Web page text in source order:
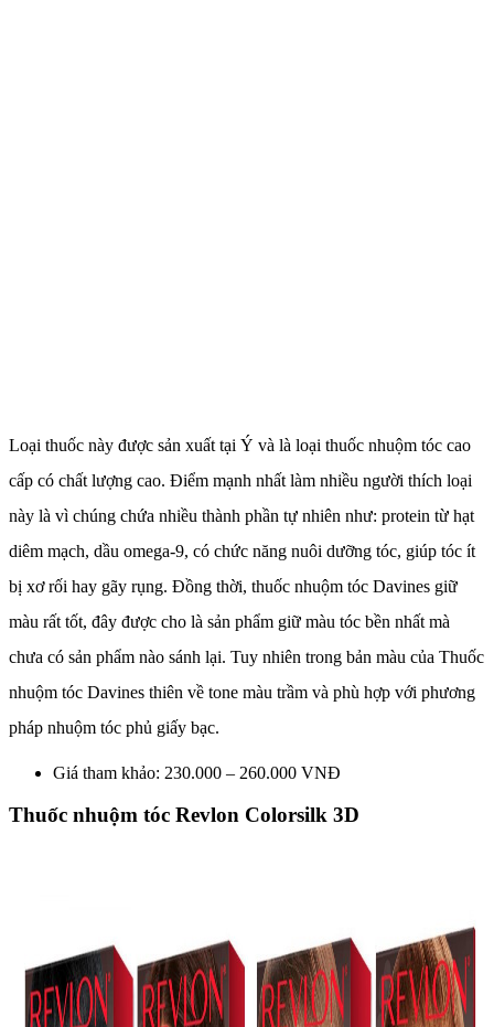
Loại thuốc này được sản xuất tại Ý và là loại thuốc nhuộm tóc cao
cấp có chất lượng cao. Điểm mạnh nhất làm nhiều người thích loại
này là vì chúng chứa nhiều thành phần tự nhiên như: protein từ hạt
diêm mạch, dầu omega-9, có chức năng nuôi dưỡng tóc, giúp tóc ít
bị xơ rối hay gãy rụng. Đồng thời, thuốc nhuộm tóc Davines giữ
màu rất tốt, đây được cho là sản phẩm giữ màu tóc bền nhất mà
chưa có sản phẩm nào sánh lại. Tuy nhiên trong bản màu của Thuốc
nhuộm tóc Davines thiên về tone màu trầm và phù hợp với phương
pháp nhuộm tóc phủ giấy bạc.
Giá tham khảo: 230.000 – 260.000 VNĐ
Thuốc nhuộm tóc Revlon Colorsilk 3D